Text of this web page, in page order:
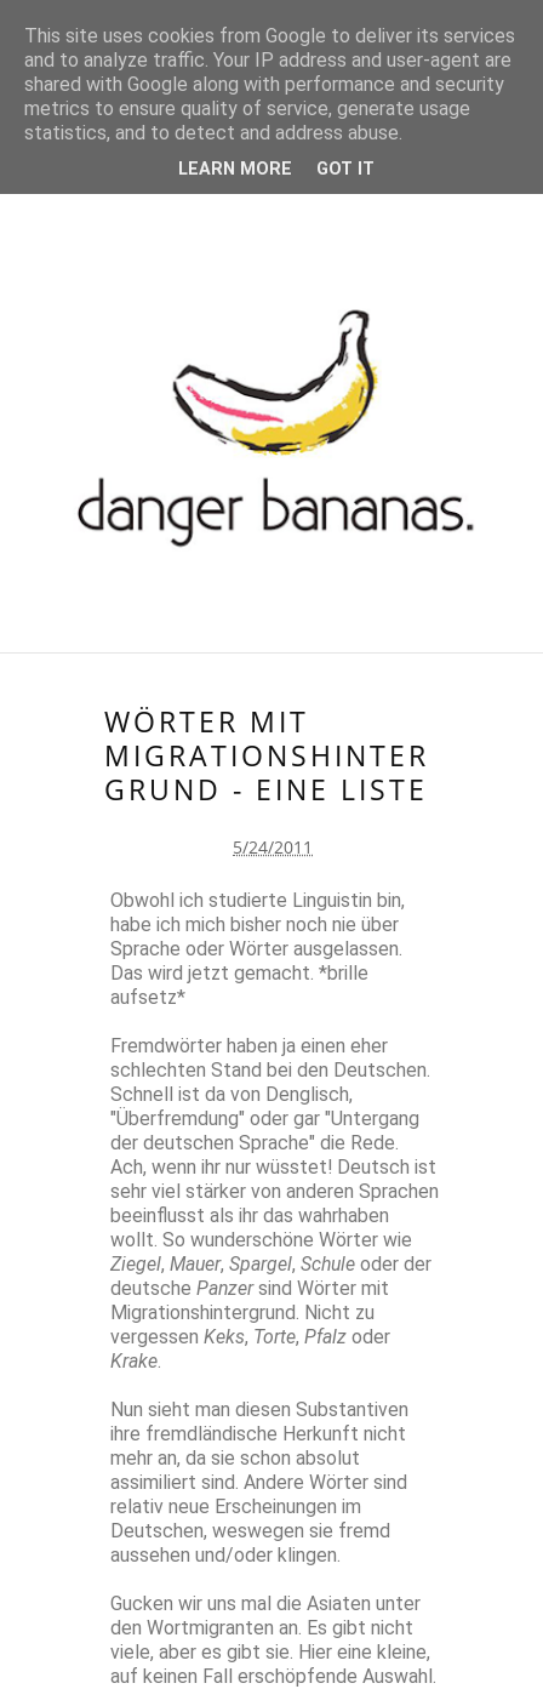
MENU
WÖRTER MIT
MIGRATIONSHINTER
GRUND - EINE LISTE
5/24/2011
Obwohl ich studierte Linguistin bin,
habe ich mich bisher noch nie über
Sprache oder Wörter ausgelassen.
Das wird jetzt gemacht. *brille
aufsetz*
Fremdwörter haben ja einen eher
schlechten Stand bei den Deutschen.
Schnell ist da von Denglisch,
"Überfremdung" oder gar "Untergang
der deutschen Sprache" die Rede.
Ach, wenn ihr nur wüsstet! Deutsch ist
sehr viel stärker von anderen Sprachen
beeinflusst als ihr das wahrhaben
wollt. So wunderschöne Wörter wie
Ziegel, Mauer, Spargel, Schule oder der
deutsche Panzersind Wörter mit
Migrationshintergrund. Nicht zu
vergessen Keks, Torte, Pfalz oder
Krake
Nun sieht man diesen Substantiven
ihre fremdländische Herkunft nicht
mehr an, da sie schon absolut
assimiliert sind. Andere Wörter sind
relativ neue Erscheinungen im
Deutschen, weswegen sie fremd
aussehen und/oder klingen.
Gucken wir uns mal die Asiaten unter
den Wortmigranten an. Es gibt nicht
viele, aber es gibt sie. Hier eine kleine,
auf keinen Fall erschöpfende Auswahl.
This site uses cookies from Google to deliver its services
and to analyze traffic. Your IP address and user-agent are
shared with Google along with performance and security
metrics to ensure quality of service, generate usage
statistics, and to detect and address abuse.
LEARN MORE GOT IT